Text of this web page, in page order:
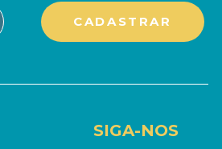
SIGA-NOS